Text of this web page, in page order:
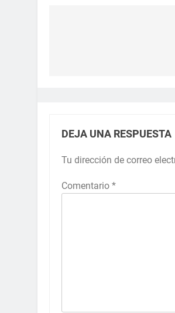
DEJA UNA RESPUESTA
Tu dirección de correo
Comentario *